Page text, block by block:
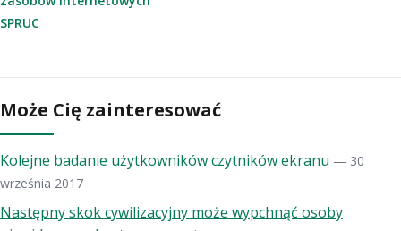
SPRUC
Może Cię zainteresować
Kolejne badanie użytkowników czytników ekranu — 30
września 2017
Następny skok cywilizacyjny może wypchnąć osoby